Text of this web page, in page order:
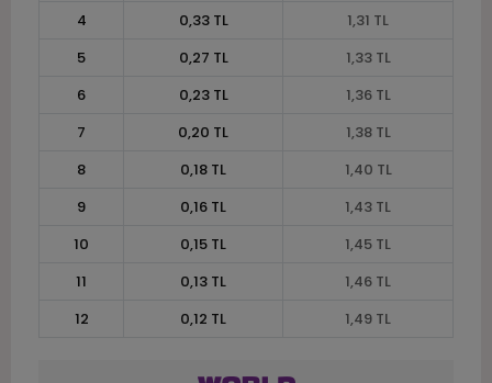
4
0,33 TL
1,31 TL
5
0,27 TL
1,33 TL
6
0,23 TL
1,36 TL
7
0,20 TL
1,38 TL
8
0,18 TL
1,40 TL
9
0,16 TL
1,43 TL
10
0,15 TL
1,45 TL
11
0,13 TL
1,46 TL
12
0,12 TL 1,49 TL